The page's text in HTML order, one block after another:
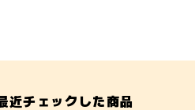
近チェックした商品